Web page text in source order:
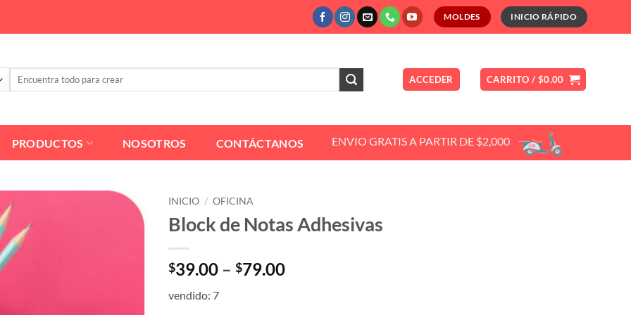
MOLDES INICIO RÁPIDO
Buscar
ACCEDER CARRITO / $0.00
PRODUCTOS NOSOTROS CONTÁCTANOS ENVIO GRATIS A PARTIR DE $2,000
INICIO / OFICINA
Block de Notas Adhesivas
$39.00 – $79.00Price
vendido: 7